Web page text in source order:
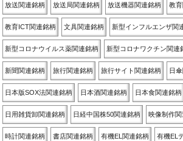
放送関連銘柄 放送局関連銘柄 放送機器関連銘柄 教
教育ICT関連銘柄 文具関連銘柄 新型インフルエンザ関
新型コロナウイルス薬関連銘柄 新型コロナワクチン関連
新聞関連銘柄 旅行関連銘柄 旅行サイト関連銘柄 日
日本版SOX法関連銘柄 日本酒関連銘柄 日本食関連銘柄
日用雑貨卸関連銘柄 日経中国株50関連銘柄 映像制作
時計関連銘柄 書店関連銘柄 有機EL関連銘柄 有機EL